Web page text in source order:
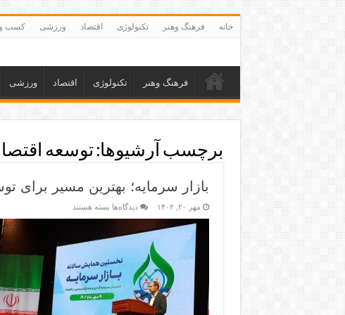
خانه فرهنگ وهنر تکنولوژی اقتصاد ورزشی کسب
فرهنگ وهنر تکنولوژی اقتصاد ورزشی
برچسب آرشیوها:توسعه
بازار سرمایه؛ بهترین مسیر برای
مهر ۲۰, ۱۴۰۲ دیدگاه‌ها بسته هستند